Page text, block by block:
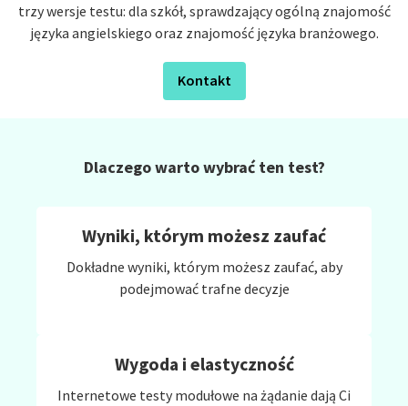
trzy wersje testu: dla szkół, sprawdzający ogólną znajomość
języka angielskiego oraz znajomość języka branżowego.
Kontakt
Dlaczego warto wybrać ten test?
Wyniki, którym możesz zaufać
Dokładne wyniki, którym możesz zaufać, aby
podejmować trafne decyzje
Wygoda i elastyczność
Internetowe testy modułowe na żądanie dają Ci